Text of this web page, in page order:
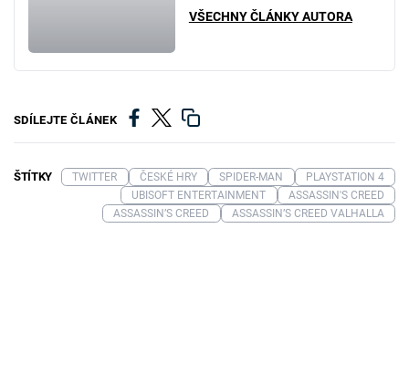
VŠECHNY ČLÁNKY AUTORA
SDÍLEJTE ČLÁNEK
ŠTÍTKY TWITTER ČESKÉ HRY SPIDER-MAN
PLAYSTATION 4
UBISOFT ENTERTAINMENT
ASSASSIN'S CREED
ASSASSIN’S CREED
ASSASSIN’S CREED VALHALLA